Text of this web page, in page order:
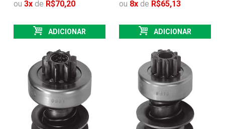
ou3x de R$70,20
ADICIONAR
ou 8x de R$65,13
ADICIONAR